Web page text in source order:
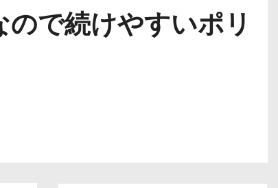
で続けやすいポリ